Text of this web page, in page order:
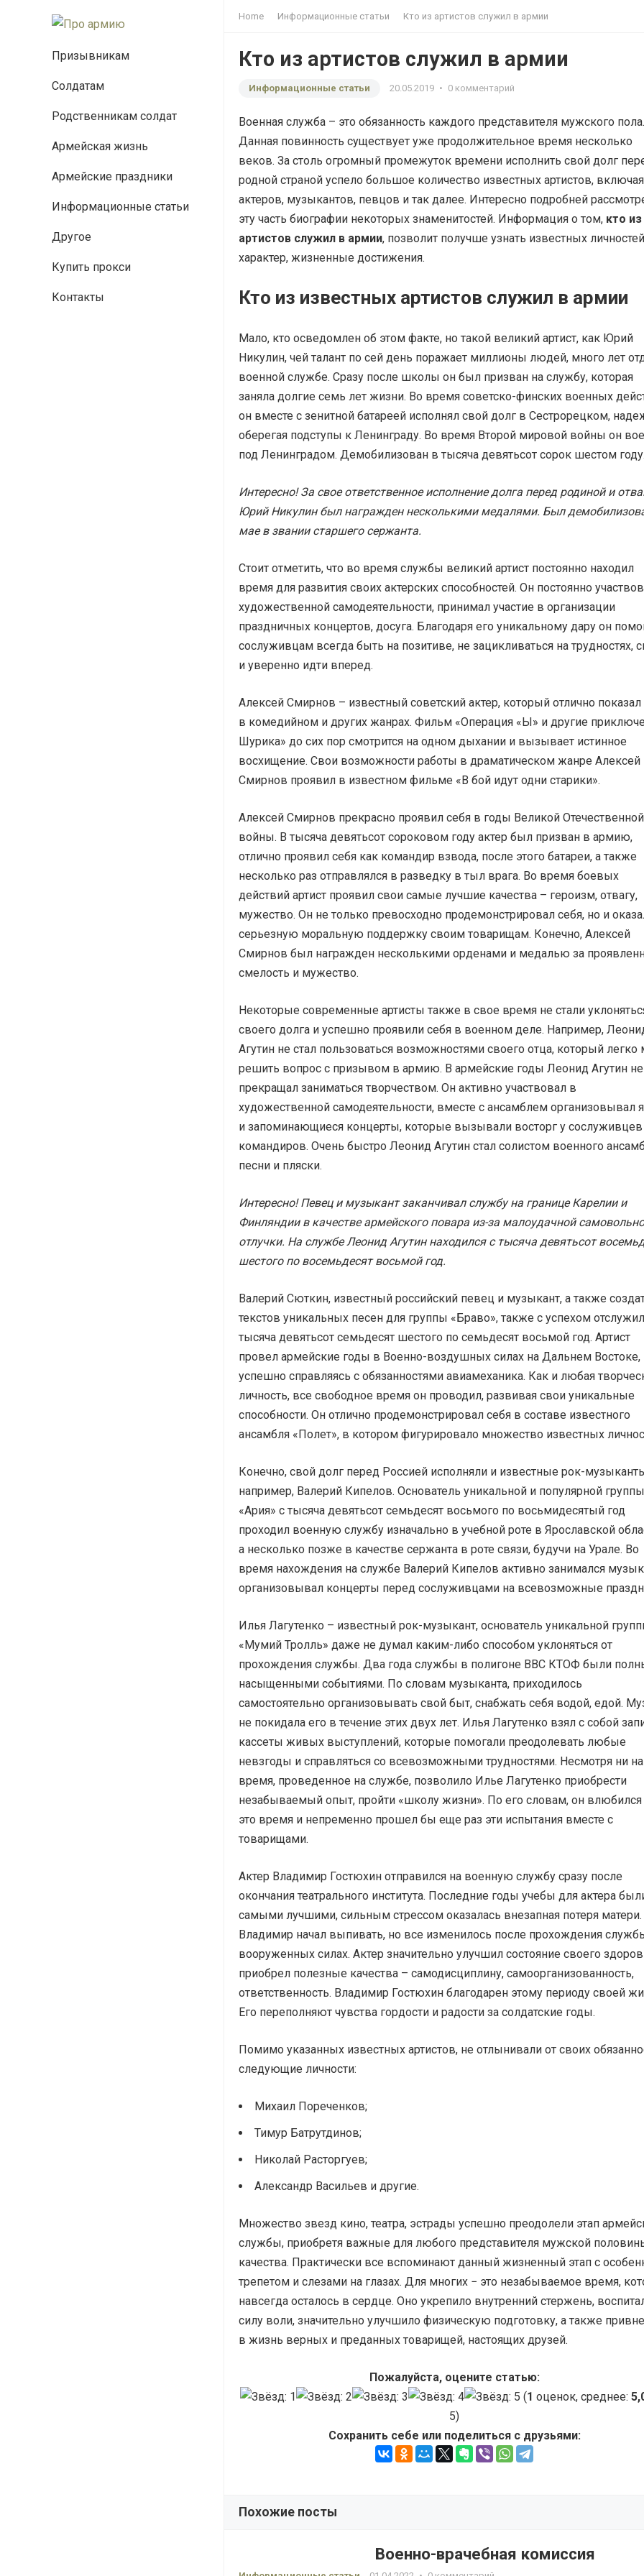
Призывникам
Солдатам
Родственникам солдат
Армейская жизнь
Армейские праздники
Информационные статьи
Другое
Купить прокси
Контакты
Home Информационные статьи Кто из артистов служил в армии
Кто из артистов служил в армии
Информационные статьи 20.05.2019 • 0 комментарий
Военная служба – это обязанность каждого представителя мужского пола.
Данная повинность существует уже продолжительное время несколько
веков. За столь огромный промежуток времени исполнить свой долг
родной страной успело большое количество известных артистов, включая
актеров, музыкантов, певцов и так далее. Интересно подробней
эту часть биографии некоторых знаменитостей. Информация о том, кто из
артистов служил в армии, позволит получше узнать известных
характер, жизненные достижения.
Кто из известных артистов служил в армии
Мало, кто осведомлен об этом факте, но такой великий артист, как Юрий
Никулин, чей талант по сей день поражает миллионы людей, много лет
военной службе. Сразу после школы он был призван на службу, которая
заняла долгие семь лет жизни. Во время советско-финских военных
он вместе с зенитной батареей исполнял свой долг в Сестрорецком,
оберегая подступы к Ленинграду. Во время Второй мировой войны он
под Ленинградом. Демобилизован в тысяча девятьсот сорок шестом году.
Интересно! За свое ответственное исполнение долга перед родиной и
Юрий Никулин был награжден несколькими медалями. Был
мае в звании старшего сержанта.
Стоит отметить, что во время службы великий артист постоянно находил
время для развития своих актерских способностей. Он постоянно
художественной самодеятельности, принимал участие в организации
праздничных концертов, досуга. Благодаря его уникальному дару он
сослуживцам всегда быть на позитиве, не зацикливаться на трудностях,
и уверенно идти вперед.
Алексей Смирнов – известный советский актер, который отлично показал
в комедийном и других жанрах. Фильм «Операция «Ы» и другие
Шурика» до сих пор смотрится на одном дыхании и вызывает истинное
восхищение. Свои возможности работы в драматическом жанре Алексей
Смирнов проявил в известном фильме «В бой идут одни старики».
Алексей Смирнов прекрасно проявил себя в годы Великой Отечественной
войны. В тысяча девятьсот сороковом году актер был призван в армию,
отлично проявил себя как командир взвода, после этого батареи, а также
несколько раз отправлялся в разведку в тыл врага. Во время боевых
действий артист проявил свои самые лучшие качества – героизм, отвагу,
мужество. Он не только превосходно продемонстрировал себя, но и
серьезную моральную поддержку своим товарищам. Конечно, Алексей
Смирнов был награжден несколькими орденами и медалью за
смелость и мужество.
Некоторые современные артисты также в свое время не стали
своего долга и успешно проявили себя в военном деле. Например,
Агутин не стал пользоваться возможностями своего отца, который легко
решить вопрос с призывом в армию. В армейские годы Леонид Агутин не
прекращал заниматься творчеством. Он активно участвовал в
художественной самодеятельности, вместе с ансамблем организовывал
и запоминающиеся концерты, которые вызывали восторг у
командиров. Очень быстро Леонид Агутин стал солистом военного
песни и пляски.
Интересно! Певец и музыкант заканчивал службу на границе Карелии и
Финляндии в качестве армейского повара из-за малоудачной
отлучки. На службе Леонид Агутин находился с тысяча девятьсот
шестого по восемьдесят восьмой год.
Валерий Сюткин, известный российский певец и музыкант, а также
текстов уникальных песен для группы «Браво», также с успехом
тысяча девятьсот семьдесят шестого по семьдесят восьмой год. Артист
провел армейские годы в Военно-воздушных силах на Дальнем Востоке,
успешно справляясь с обязанностями авиамеханика. Как и любая
личность, все свободное время он проводил, развивая свои уникальные
способности. Он отлично продемонстрировал себя в составе известного
ансамбля «Полет», в котором фигурировало множество известных
Конечно, свой долг перед Россией исполняли и известные рок-
например, Валерий Кипелов. Основатель уникальной и популярной группы
«Ария» с тысяча девятьсот семьдесят восьмого по восьмидесятый год
проходил военную службу изначально в учебной роте в Ярославской
а несколько позже в качестве сержанта в роте связи, будучи на Урале. Во
время нахождения на службе Валерий Кипелов активно занимался
организовывал концерты перед сослуживцами на всевозможные
Илья Лагутенко – известный рок-музыкант, основатель уникальной
«Мумий Тролль» даже не думал каким-либо способом уклоняться от
прохождения службы. Два года службы в полигоне ВВС КТОФ были
насыщенными событиями. По словам музыканта, приходилось
самостоятельно организовывать свой быт, снабжать себя водой, едой.
не покидала его в течение этих двух лет. Илья Лагутенко взял с собой
кассеты живых выступлений, которые помогали преодолевать любые
невзгоды и справляться со всевозможными трудностями. Несмотря ни на
время, проведенное на службе, позволило Илье Лагутенко приобрести
незабываемый опыт, пройти «школу жизни». По его словам, он влюбился
это время и непременно прошел бы еще раз эти испытания вместе с
товарищами.
Актер Владимир Гостюхин отправился на военную службу сразу после
окончания театрального института. Последние годы учебы для актера
самыми лучшими, сильным стрессом оказалась внезапная потеря матери.
Владимир начал выпивать, но все изменилось после прохождения
вооруженных силах. Актер значительно улучшил состояние своего
приобрел полезные качества – самодисциплину, самоорганизованность,
ответственность. Владимир Гостюхин благодарен этому периоду своей
Его переполняют чувства гордости и радости за солдатские годы.
Помимо указанных известных артистов, не отлынивали от своих
следующие личности:
Михаил Пореченков;
Тимур Батрутдинов;
Николай Расторгуев;
Александр Васильев и другие.
Множество звезд кино, театра, эстрады успешно преодолели этап
службы, приобретя важные для любого представителя мужской
качества. Практически все вспоминают данный жизненный этап с
трепетом и слезами на глазах. Для многих − это незабываемое время,
навсегда осталось в сердце. Оно укрепило внутренний стержень,
силу воли, значительно улучшило физическую подготовку, а также
в жизнь верных и преданных товарищей, настоящих друзей.
Пожалуйста, оцените статью:
(1 оценок, среднее:
5)
Сохранить себе или поделиться с друзьями:
Похожие посты
Военно-врачебная комиссия